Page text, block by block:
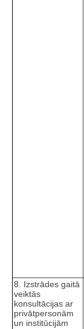
8. Izstrādes gaitā
veiktās
konsultācijas ar
privātpersonām
un institūcijām